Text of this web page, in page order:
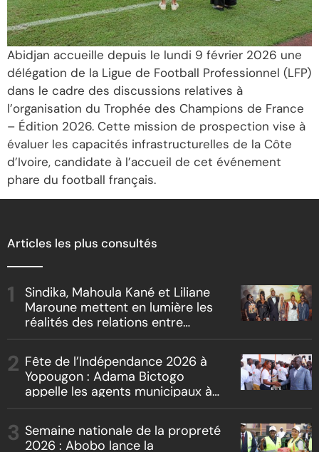
Abidjan accueille depuis le lundi 9 février 2026 une
délégation de la Ligue de Football Professionnel (LFP)
dans le cadre des discussions relatives à
l’organisation du Trophée des Champions de France
– Édition 2026. Cette mission de prospection vise à
évaluer les capacités infrastructurelles de la Côte
d’Ivoire, candidate à l’accueil de cet événement
phare du football français.
Articles les plus consultés
Sindika, Mahoula Kané et Liliane
Maroune mettent en lumière les
réalités des relations entre
« Boss vs Boss »
Fête de l’Indépendance 2026 à
Yopougon : Adama Bictogo
appelle les agents municipaux à
de la commune
Semaine nationale de la propreté
2026 : Abobo lance la